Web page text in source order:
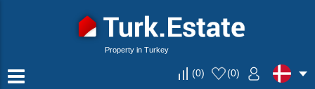
Property in Turkey
(0) (0)